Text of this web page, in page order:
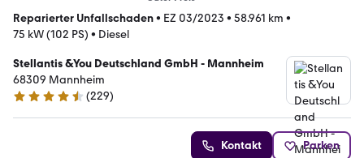
Reparierter Unfallschaden• EZ 03/2023 • 58.961 km •
75 kW (102 PS) • Diesel
Stellantis &You Deutschland GmbH - Mannheim
68309 Mannheim
4.3 Sterne
(229)
Kontakt Parken